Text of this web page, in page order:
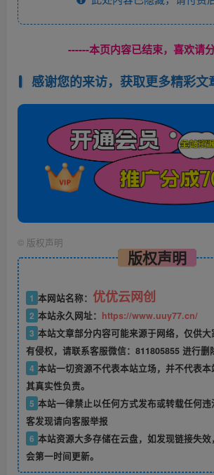
------本页内容已结束，喜欢请
感谢您的来访，获取更多精彩文
© 版权声明
版权声明
1 本网站名称： 优优云网创
2 本站永久网址： https://www.uuy77.cn/
3 本站文章部分内容可能来源于网络，仅供
有侵权，请联系客服微信：811805855 进行删
4 本站一切资源不代表本站立场，并不代表
其真实性负责。
5 本站一律禁止以任何方式发布或转载任何
客发现请向客服举报
6 本站资源大多存储在云盘，如发现链接失
会第一时间更新。